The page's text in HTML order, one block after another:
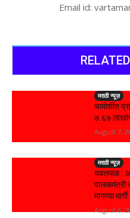
Email id:
मराठी न्यूज़
चामोर्शीत
₹७.६७
August 7,
मराठी न्यूज़
यवतमाळ :
पालकमंत्री
मागण्या मार्गी
August 6,